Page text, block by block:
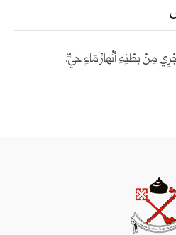
مِنْ بَطْنِهِ أَنْهَارُ مَاءٍ حَيٍّ.